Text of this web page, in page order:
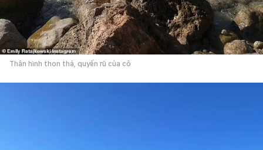
Thân hình thon thả, quyến rũ của cô